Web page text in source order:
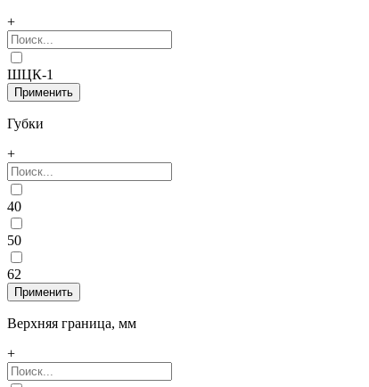
+
ШЦК-1
Губки
+
40
50
62
Верхняя граница, мм
+